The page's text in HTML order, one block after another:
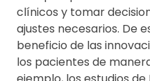
clínicos y tomar
ajustes necesarios. De
beneficio de las
los pacientes de